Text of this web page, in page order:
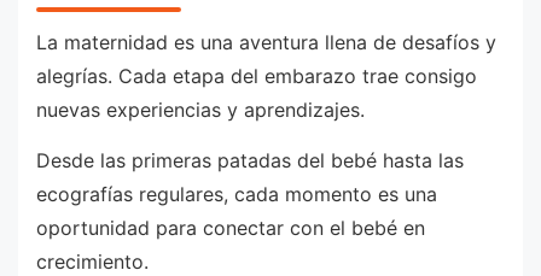
La maternidad es una aventura llena de desafíos y
alegrías. Cada etapa del embarazo trae consigo
nuevas experiencias y aprendizajes.
Desde las primeras patadas del bebé hasta las
ecografías regulares, cada momento es una
oportunidad para conectar con el bebé en
crecimiento.